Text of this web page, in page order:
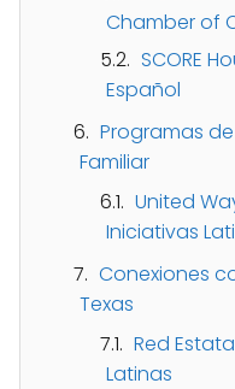
Chamber of
SCORE
Español
Programas
Familiar
United
Iniciativas
Conexiones
Texas
Red
Latinas